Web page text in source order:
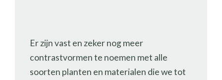
Er zijn vast en zeker nog meer
contrastvormen te noemen met alle
soorten planten en materialen die we tot